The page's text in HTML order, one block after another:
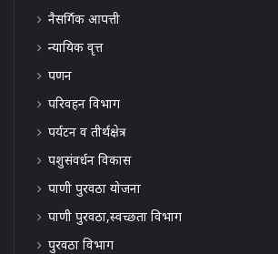
नैसर्गिक आपत्ती
न्यायिक वृत्त
पणन
परिवहन विभाग
पर्यटन व तीर्थक्षेत्र
पशुसंवर्धन विकास
पाणी पुरवठा योजना
पाणी पुरवठा,स्वच्छता विभाग
पुरवठा विभाग